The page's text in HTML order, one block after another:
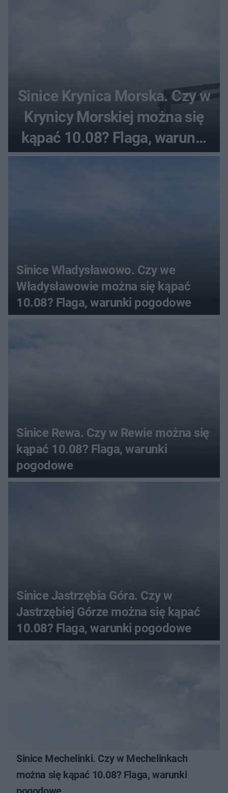
Sinice Krynica Morska. Czy w
Krynicy Morskiej można się
kąpać 10.08? Flaga, warunki
pogodowe
Sinice Władysławowo. Czy we
Władysławowie można się kąpać
10.08? Flaga, warunki pogodowe
Sinice Rewa. Czy w Rewie można się
kąpać 10.08? Flaga, warunki
pogodowe
Sinice Jastrzębia Góra. Czy w
Jastrzębiej Górze można się kąpać
10.08? Flaga, warunki pogodowe
Sinice Mechelinki. Czy w Mechelinkach
można się kąpać 10.08? Flaga, warunki